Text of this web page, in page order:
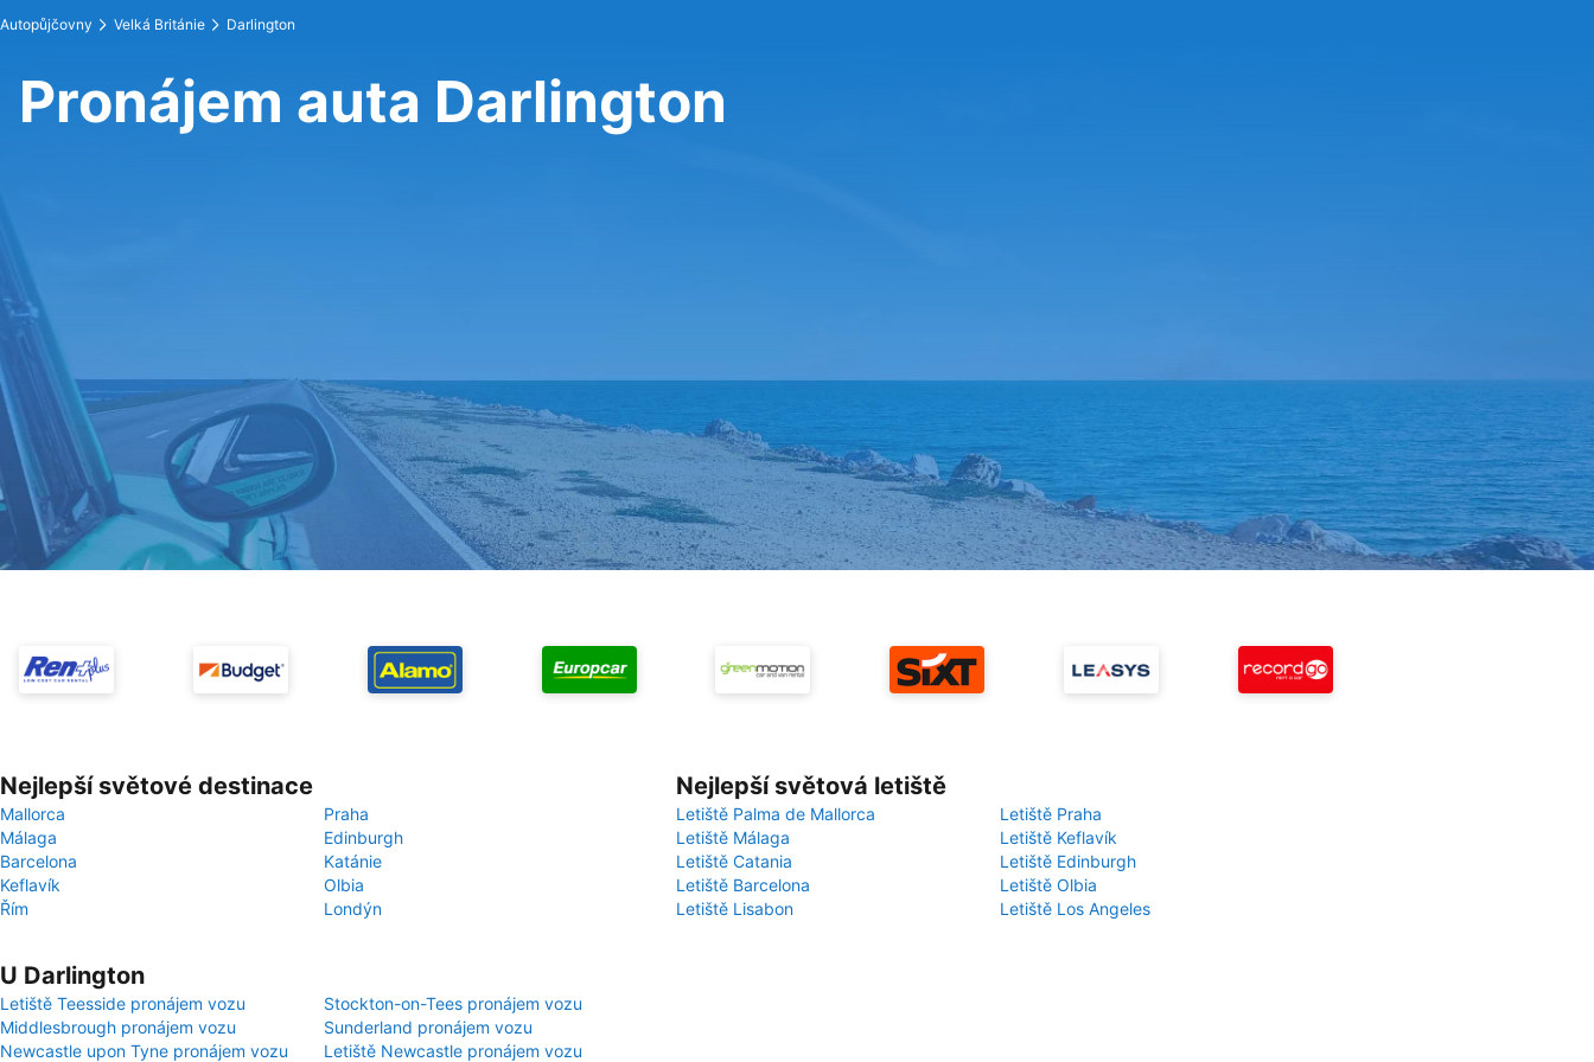
Autopůjčovny Velká Británie Darlington
Pronájem auta Darlington
Nejlepší světové destinace
Mallorca
Praha
Málaga
Edinburgh
Barcelona
Katánie
Keflavík
Olbia
Řím
Londýn
Nejlepší světová letiště
Letiště Palma de Mallorca
Letiště Praha
Letiště Málaga
Letiště Keflavík
Letiště Catania
Letiště Edinburgh
Letiště Barcelona
Letiště Olbia
Letiště Lisabon
Letiště Los Angeles
U Darlington
Letiště Teesside pronájem vozu
Stockton-on-Tees pronájem vozu
Middlesbrough pronájem vozu
Sunderland pronájem vozu
Newcastle upon Tyne pronájem vozu
Letiště Newcastle pronájem vozu